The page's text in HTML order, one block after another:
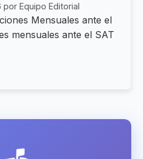
Equipo Editorial
Mensuales ante el
mensuales ante el SAT